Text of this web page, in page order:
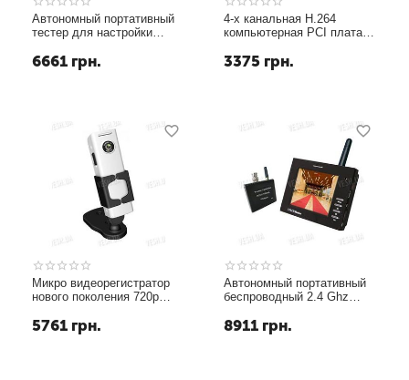
Автономный портативный
тестер для настройки
дюймовым дисплеем,
встроенным
6661 грн.
4-х канальная H.264
компьютерная PCI плата
камер с 1 звуковым
каналом/ТВ выходом (25
3375 грн.
Микро видеорегистратор
нового поколения 720p
встроенной 2 Gb памяти
(модель SY-229)
5761 грн.
Автономный портативный
беспроводный 2.4 Ghz
CCTV камер с 3.5
дюймовым дисплеем и
8911 грн.